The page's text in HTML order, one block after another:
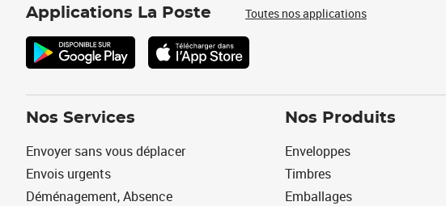
Applications La Poste Toutes nos applications
Nos Services
Envoyer sans vous déplacer
Envois urgents
Déménagement, Absence
Nos Produits
Enveloppes
Timbres
Emballages